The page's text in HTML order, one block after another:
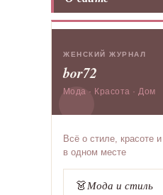
ЖЕНСКИЙ ЖУРНАЛ
bor72
Мода · Красота · Дом
Всё о стиле, красоте
в одном месте
👗Мода и стиль